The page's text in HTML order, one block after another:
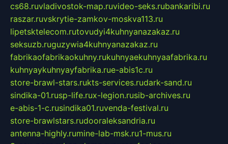
cs68.ruvladivostok-map.ruvideo-seks.rubankaribi.ru
raszar.ruvskrytie-zamkov-moskva113.ru
lipetsktelecom.rutovudyi4kuhnyanazakaz.ru
seksuzb.ruguzywia4kuhnyanazakaz.ru
fabrikaofabrikaokuhny.rukuhnyaekuhnyaafabrika.ru
kuhnyaykuhnyayfabrika.rue-abis1c.ru
store-brawl-stars.rukts-services.rudark-sand.ru
sindika-01.rusp-life.rux-legion.rusib-archives.ru
e-abis-1-c.rusindika01.ruvenda-festival.ru
store-brawlstars.rudooraleksandria.ru
antenna-highly.rumine-lab-msk.ru1-mus.ru